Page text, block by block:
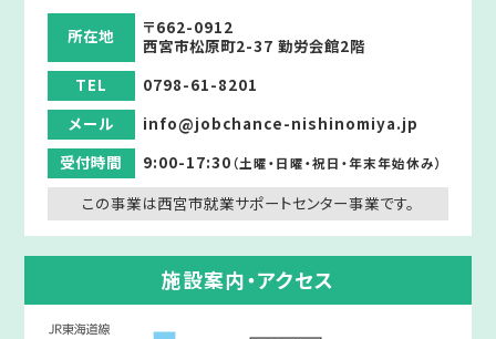
所在地
〒662-0912
西宮市松原町2-37 勤労会館2階
TEL
0798-61-8201
メール
info@jobchance-nishinomiya.jp
受付時間
9:00-17:30（土曜・日曜・祝日・年末年始休み）
この事業は西宮市就業サポートセンター事業です。
施設案内・アクセス